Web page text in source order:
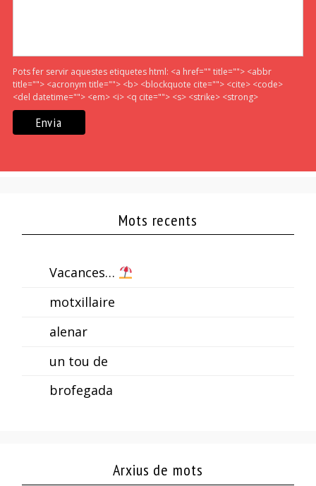
Pots fer servir aquestes etiquetes html: <a href="" title=""> <abbr
title=""> <acronym title=""> <b> <blockquote cite=""> <cite> <code>
<del datetime=""> <em> <i> <q cite=""> <s> <strike> <strong>
Mots recents
Vacances…
motxillaire
alenar
un tou de
brofegada
Arxius de mots